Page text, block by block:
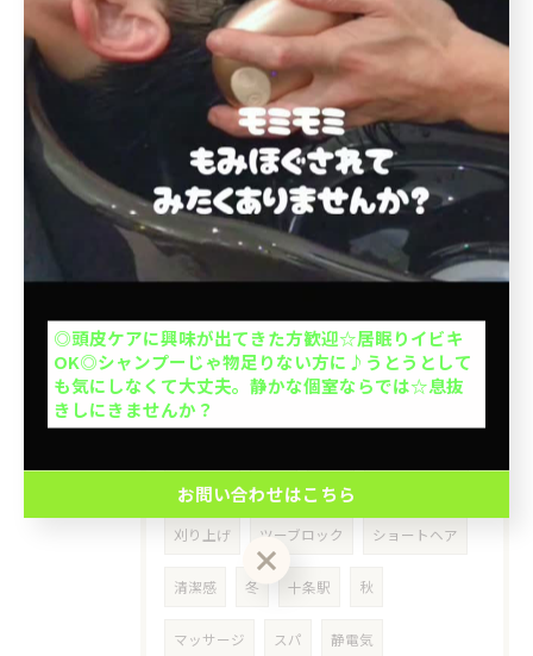
板橋本町 クレンジング
クレンジングシャンプー 皮膜
シリコン シリコーン ホームケア
インバストリートメント
サロントリートメント 乾燥
メンテナンス 北大塚
池袋本町 上池袋 王子本町 ミセス
50代 介護 出張ヘアカット
出張カット 訪問美容 豊島区
イケオジ
刈り上げ ツーブロック ショートヘア
清潔感 冬 十条駅 秋
マッサージ スパ 静電気
当日予約OK
クーポン一覧はこちら
◎頭皮ケアに興味が出てきた方歓迎☆居眠りイビキ
OK◎シャンプーじゃ物足りない方に♪うとうとして
も気にしなくて大丈夫。静かな個室ならでは☆息抜
きしにきませんか？
お問い合わせはこちら
大人1人＋お子さん1人orお子さま2人OK◎お子さん
の1人で座れるか挑戦を応援◎キッズカットデビュー
応援◎座れない子抱っこOK※整髪料、暴れる、泣く
場合お断り。計2名の予約ができます。
お問い合わせはこちら